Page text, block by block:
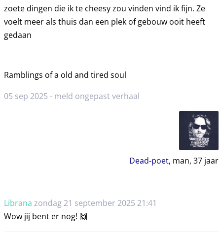
zoete dingen die ik te cheesy zou vinden vind ik fijn. Ze
voelt meer als thuis dan een plek of gebouw ooit heeft
gedaan
Ramblings of a old and tired soul
05 sep 2025 - meld ongepast verhaal
Dead-poet, man, 37jaar
Librana zondag 21 september 2025 21:41
Wow jij bent er nog! 🙌